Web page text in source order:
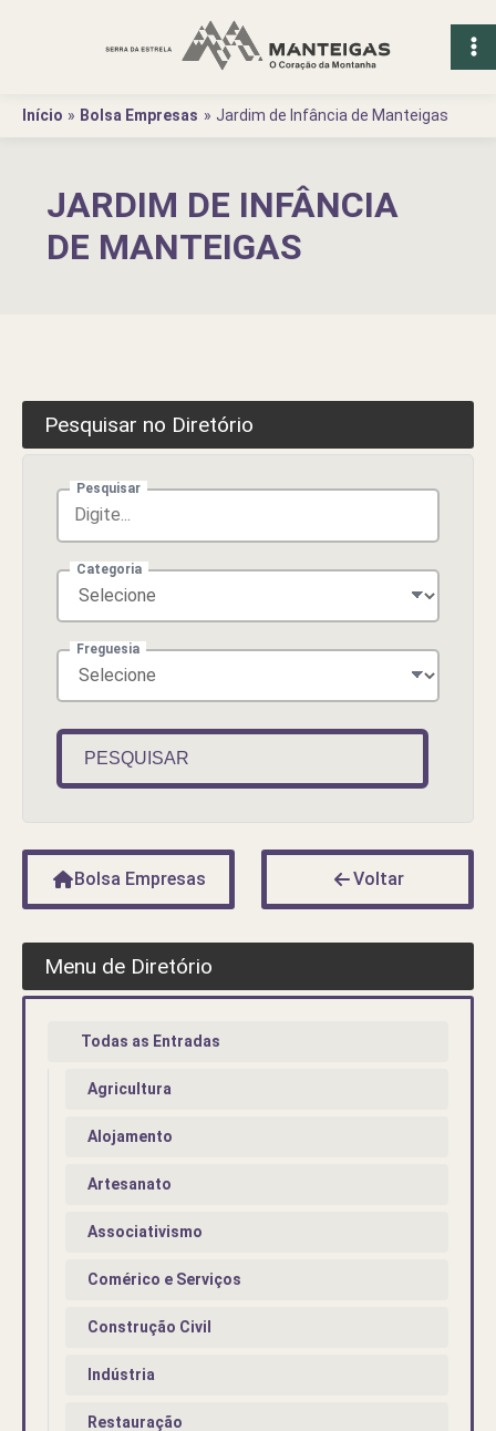
Início
Bolsa Empresas Jardim de Infância de Manteigas
JARDIM DE INFÂNCIA
DE MANTEIGAS
Pesquisar no Diretório
Pesquisar
Categoria
Freguesia
PESQUISAR
Bolsa Empresas Voltar
Menu de Diretório
Todas as Entradas
Agricultura
Alojamento
Artesanato
Associativismo
Comérico e Serviços
Construção Civil
Indústria
Restauração